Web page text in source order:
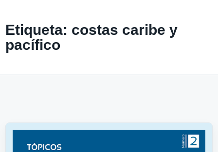
Etiqueta: costas caribe y
pacífico